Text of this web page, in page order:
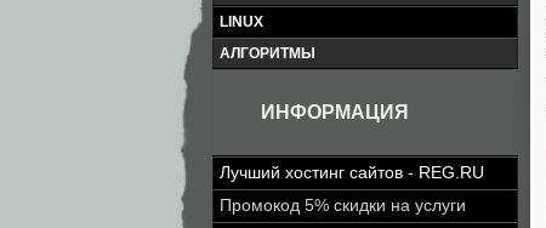
LINUX
АЛГОРИТМЫ
ИНФОРМАЦИЯ
Лучший хостинг сайтов - REG.RU
Промокод 5% скидки на услуги